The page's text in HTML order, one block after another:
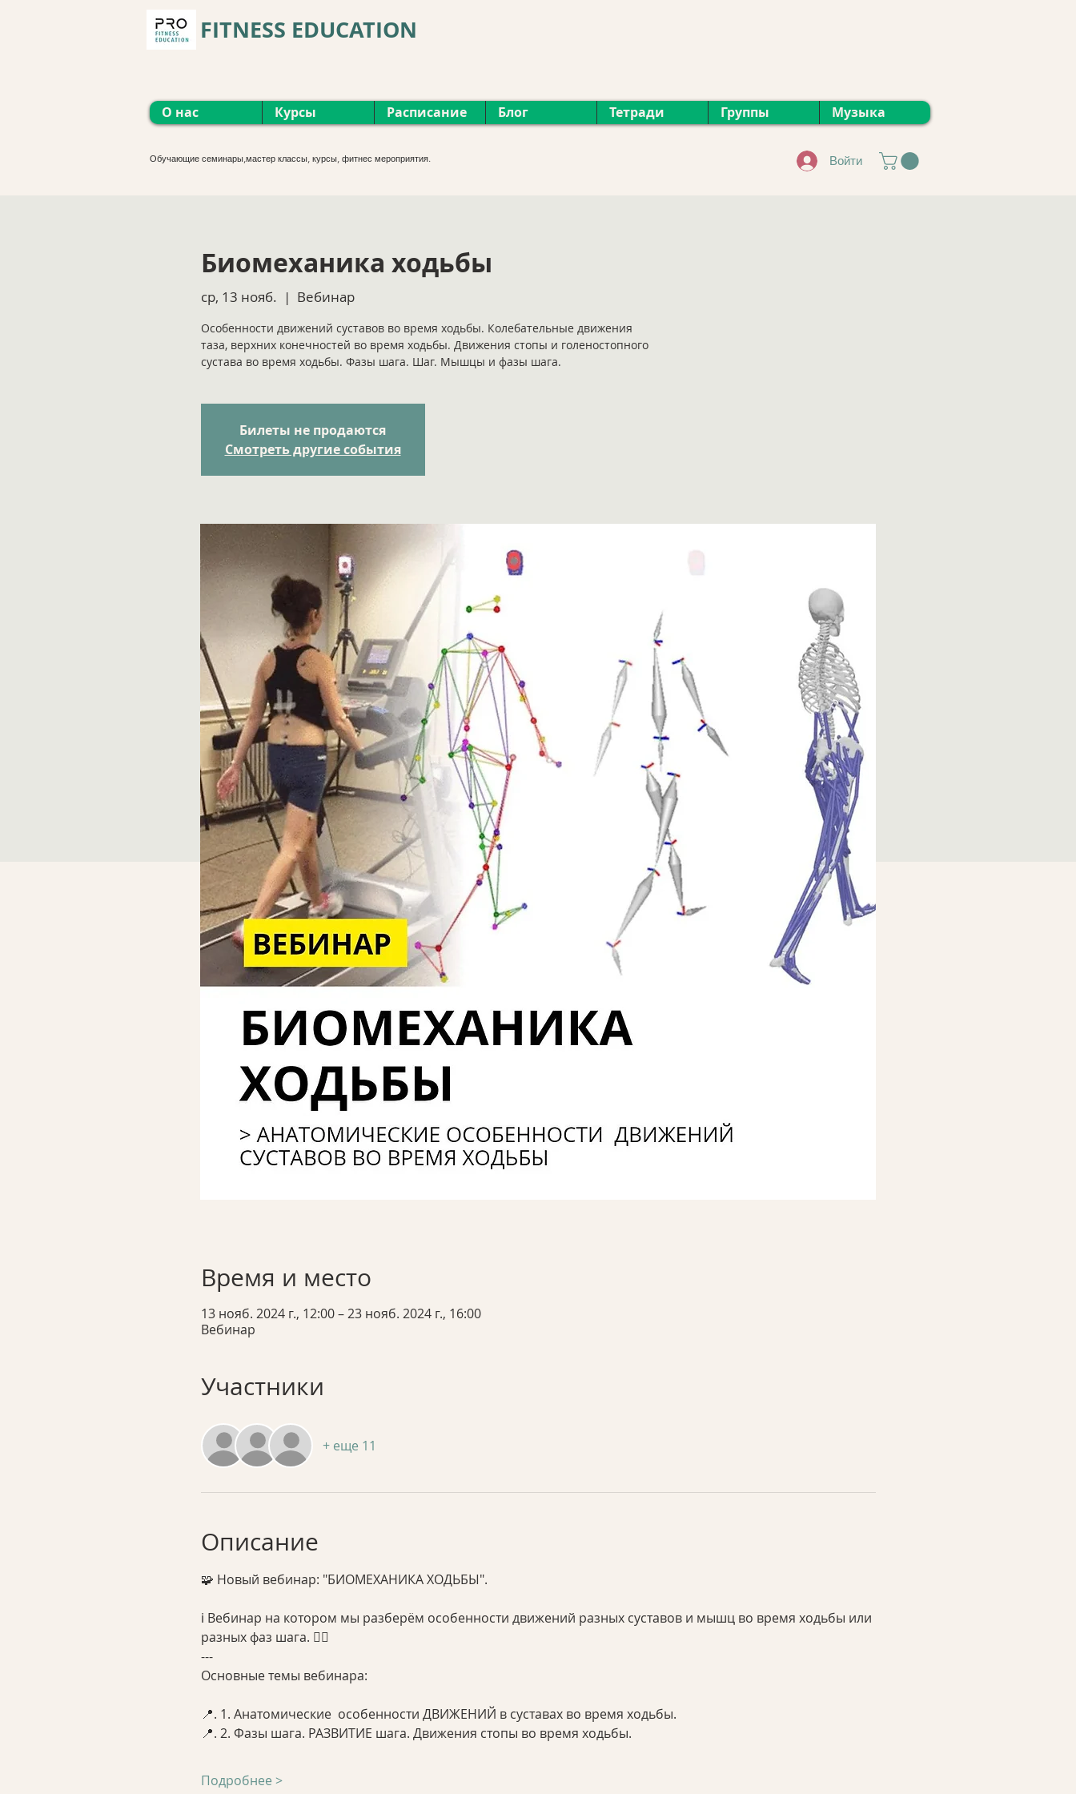
FITNESS EDUCATION
О нас Курсы Расписание Блог Тетради Группы Музыка
Обучающие семинары,мастер классы, курсы, фитнес мероприятия. Войти
Биомеханика ходьбы
ср, 13 нояб.
  |
Вебинар
Особенности движений суставов во время ходьбы. Колебательные движения
таза, верхних конечностей во время ходьбы. Движения стопы и голеностопного
сустава во время ходьбы. Фазы шага. Шаг. Мышцы и фазы шага.
Билеты не продаются
Смотреть другие события
Время и место
13 нояб. 2024 г., 12:00 – 23 нояб. 2024 г., 16:00
Вебинар
Участники
+ еще 11
Описание
🧩 Новый вебинар: "БИОМЕХАНИКА ХОДЬБЫ".
ℹ️ Вебинар на котором мы разберём особенности движений разных суставов и мышц во время ходьбы или
разных фаз шага. 🚶‍♀️
---
Основные темы вебинара:
📍. 1. Анатомические  особенности ДВИЖЕНИЙ в суставах во время ходьбы.
📍. 2. Фазы шага. РАЗВИТИЕ шага. Движения стопы во время ходьбы.
Подробнее >